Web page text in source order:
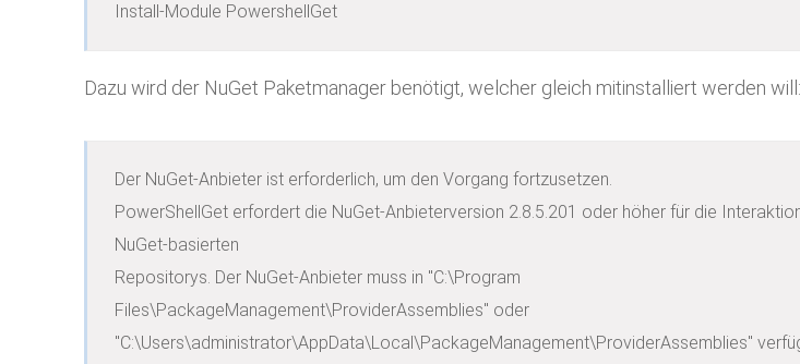
Install-Module PowershellGet
Dazu wird der NuGet Paketmanager benötigt, welcher gleich mitinstalliert werden will:
Der NuGet-Anbieter ist erforderlich, um den Vorgang fortzusetzen.
PowerShellGet erfordert die NuGet-Anbieterversion 2.8.5.201 oder höher für die
NuGet-basierten
Repositorys. Der NuGet-Anbieter muss in "C:\Program
Files\PackageManagement\ProviderAssemblies" oder
"C:\Users\administrator\AppData\Local\PackageManagement\ProviderAssemblies"